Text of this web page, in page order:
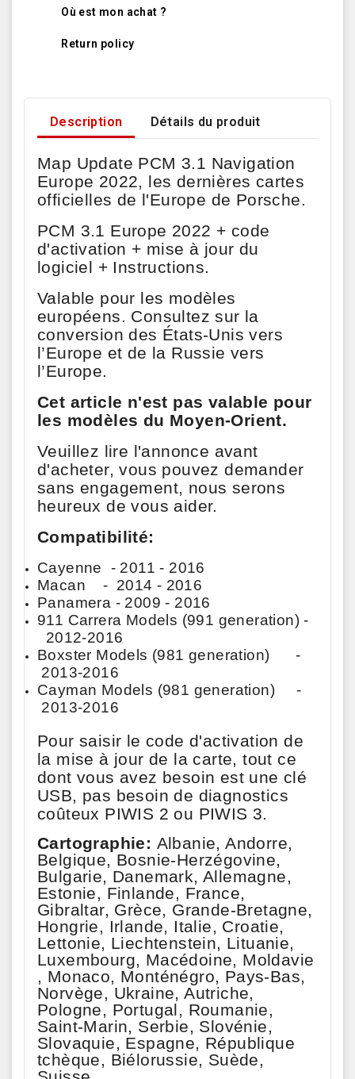
Où est mon achat ?
Return policy
Description Détails du produit
Map Update PCM 3.1 Navigation
Europe 2022, les dernières cartes
officielles de l'Europe de Porsche.
PCM 3.1 Europe 2022 + code
d'activation + mise à jour du
logiciel + Instructions.
Valable pour les modèles
européens. Consultez sur la
conversion des États-Unis vers
l’Europe et de la Russie vers
l’Europe.
Cet article n'est pas valable pour
les modèles du Moyen-Orient.
Veuillez lire l'annonce avant
d'acheter, vous pouvez demander
sans engagement, nous serons
heureux de vous aider.
Compatibilité:
Cayenne - 2011 - 2016
Macan - 2014 - 2016
Panamera - 2009 - 2016
911 Carrera Models (991 generation) -
2012-2016
Boxster Models (981 generation) -
2013-2016
Cayman Models (981 generation) -
2013-2016
Pour saisir le code d'activation de
la mise à jour de la carte, tout ce
dont vous avez besoin est une clé
USB, pas besoin de diagnostics
coûteux PIWIS 2 ou PIWIS 3.
Cartographie: Albanie, Andorre,
Belgique, Bosnie-Herzégovine,
Bulgarie, Danemark, Allemagne,
Estonie, Finlande, France,
Gibraltar, Grèce, Grande-Bretagne,
Hongrie, Irlande, Italie, Croatie,
Lettonie, Liechtenstein, Lituanie,
Luxembourg, Macédoine, Moldavie
, Monaco, Monténégro, Pays-Bas,
Norvège, Ukraine, Autriche,
Pologne, Portugal, Roumanie,
Saint-Marin, Serbie, Slovénie,
Slovaquie, Espagne, République
tchèque, Biélorussie, Suède,